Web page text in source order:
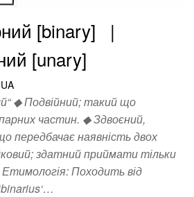
[binary] |
[unary]
◆ Подвійний; такий що
частин. ◆ Здвоєний,
передбачає наявність двох
здатний приймати тільки
Походить від